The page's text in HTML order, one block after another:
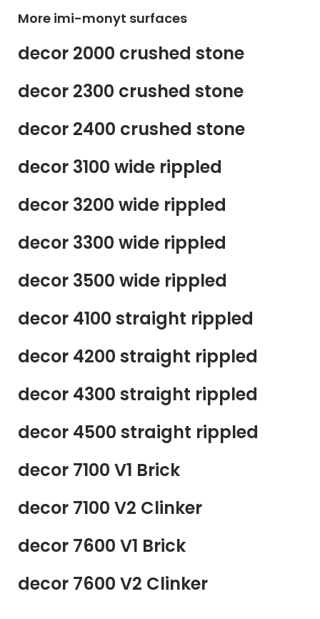
More imi-monyt surfaces
decor 2000 crushed stone
decor 2300 crushed stone
decor 2400 crushed stone
decor 3100 wide rippled
decor 3200 wide rippled
decor 3300 wide rippled
decor 3500 wide rippled
decor 4100 straight rippled
decor 4200 straight rippled
decor 4300 straight rippled
decor 4500 straight rippled
decor 7100 V1 Brick
decor 7100 V2 Clinker
decor 7600 V1 Brick
decor 7600 V2 Clinker